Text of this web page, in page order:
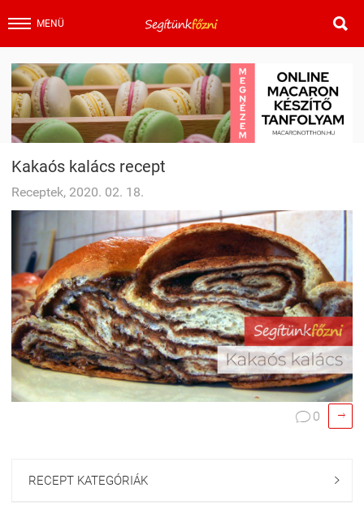
MENÜ 
Kakaós kalács recept
Receptek, 2020. 02. 18.
 0 
RECEPT KATEGÓRIÁK 